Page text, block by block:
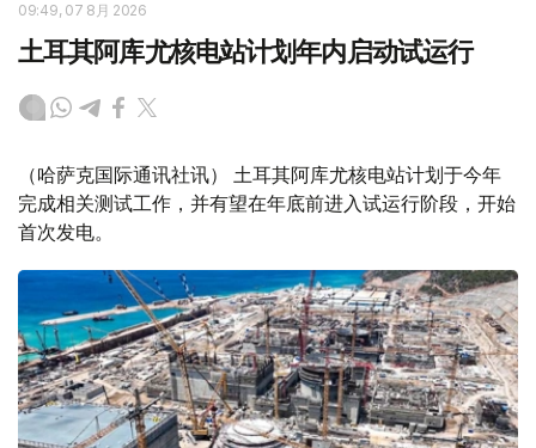
09:49, 07 8月 2026
土耳其阿库尤核电站计划年内启动试运行
（哈萨克国际通讯社讯） 土耳其阿库尤核电站计划于今年
完成相关测试工作，并有望在年底前进入试运行阶段，开始
首次发电。